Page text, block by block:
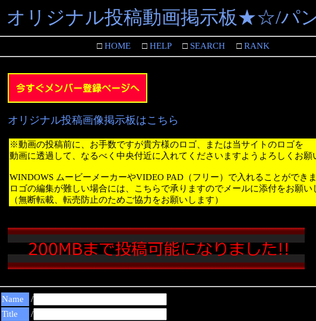
オリジナル投稿動画掲示板★☆/パ
□HOME□HELP□SEARCH□RANK
オリジナル投稿画像掲示板はこちら
※動画の投稿前に、お手数ですが貴方様のロゴ、または当サイトのロゴを
動画に透過して、なるべく中央付近に入れてくださいますようよろしくお願
WINDOWS ムービーメーカーやVIDEO PAD（フリー）で入れることができ
ロゴの編集が難しい場合には、こちらで承りますのでメールに添付をお願い
（無断転載、転売防止のためご協力をお願いします）
Name
/
Title
/